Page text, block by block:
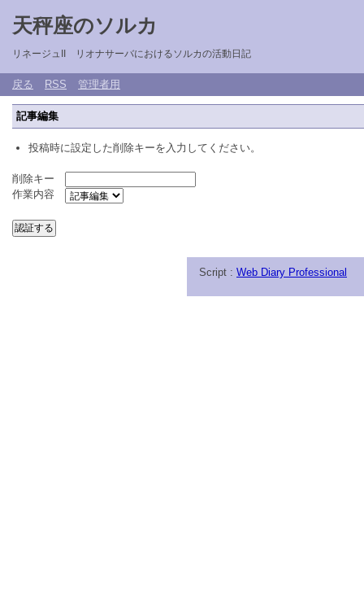
天秤座のソルカ
リネージュII リオナサーバにおけるソルカの活動日記
戻る RSS 管理者用
記事編集
投稿時に設定した削除キーを入力してください。
削除キー
作業内容
Script : Web Diary Professional